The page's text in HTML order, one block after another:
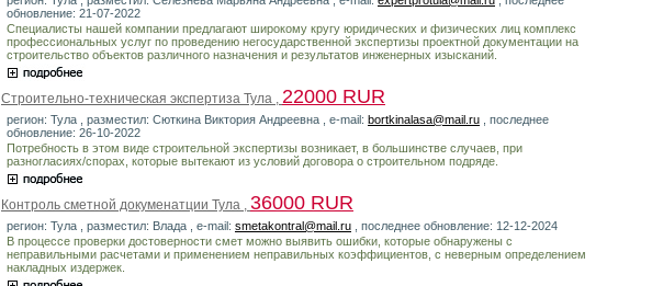
обновление: 21-07-2022
Специалисты нашей компании предлагают широкому кругу юридических и физических лиц комплекс
профессиональных услуг по проведению негосударственной экспертизы проектной документации на
строительство объектов различного назначения и результатов инженерных изысканий.
Строительно-техническая экспертиза Тула , 22000 RUR
регион: Тула , разместил: Сюткина Виктория Андреевна , e-mail: bortkinalasa@mail.ru , последнее
обновление: 26-10-2022
Потребность в этом виде строительной экспертизы возникает, в большинстве случаев, при
разногласиях/спорах, которые вытекают из условий договора о строительном подряде.
Контроль сметной докуменатции Тула , 36000 RUR
регион: Тула , разместил: Влада , e-mail: smetakontral@mail.ru , последнее обновление: 12-12-2024
В процессе проверки достоверности смет можно выявить ошибки, которые обнаружены с
неправильными расчетами и применением неправильных коэффициентов, с неверным определением
накладных издержек.